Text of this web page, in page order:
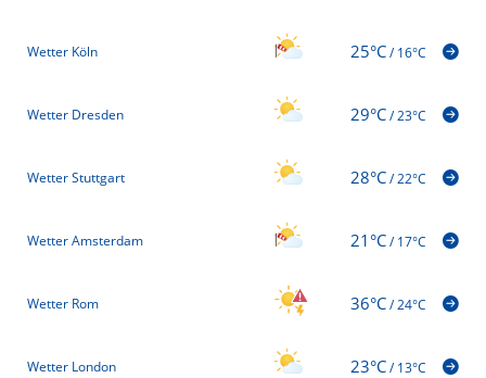
Wetter Köln 25°C/16°C
Wetter Dresden 29°C/23°C
Wetter Stuttgart 28°C/22°C
Wetter Amsterdam 21°C/17°C
Wetter Rom 36°C/24°C
Wetter London 23°C/13°C